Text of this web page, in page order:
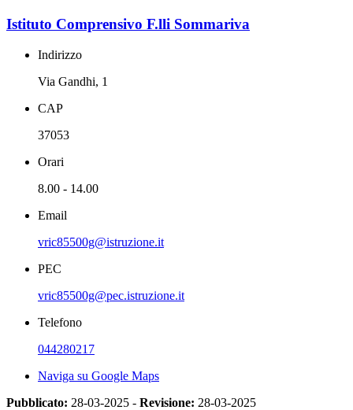
Istituto Comprensivo F.lli Sommariva
Indirizzo
Via Gandhi, 1
CAP
37053
Orari
8.00 - 14.00
Email
vric85500g@istruzione.it
PEC
vric85500g@pec.istruzione.it
Telefono
044280217
Naviga su Google Maps
Pubblicato: 28-03-2025 - Revisione: 28-03-2025